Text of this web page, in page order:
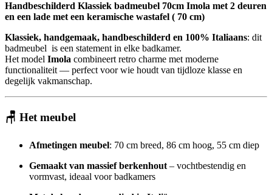
Handbeschilderd Klassiek badmeubel 70cm Imola met 2 deuren
en een lade met een keramische wastafel ( 70 cm)
Klassiek, handgemaak, handbeschilderd en 100% Italiaans: dit
badmeubel is een statement in elke badkamer.
Het model Imola combineert retro charme met moderne
functionaliteit — perfect voor wie houdt van tijdloze klasse en
degelijk vakmanschap.
🪑 Het meubel
Afmetingen meubel: 70 cm breed, 86 cm hoog, 55 cm diep
Gemaakt van massief berkenhout – vochtbestendig en
vormvast, ideaal voor badkamers